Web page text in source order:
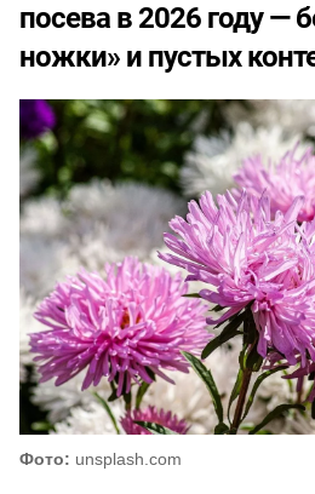
посева в 2026 году —
ножки» и пустых
Фото: unsplash.com